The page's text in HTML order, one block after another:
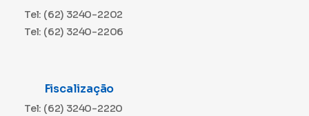
Tel: (62) 3240-2202
Tel: (62) 3240-2206
Fiscalização
Tel: (62) 3240-2220